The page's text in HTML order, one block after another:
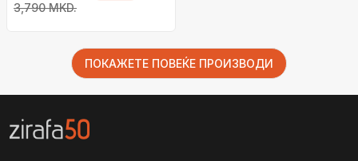
3,790 MKD.
ПОКАЖЕТЕ ПОВЕЌЕ ПРОИЗВОДИ